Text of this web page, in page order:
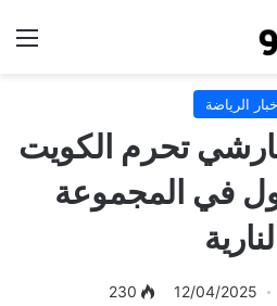
الرياضة
تحرم الكويت
في المجموعة
النارية
12/04/2025
230